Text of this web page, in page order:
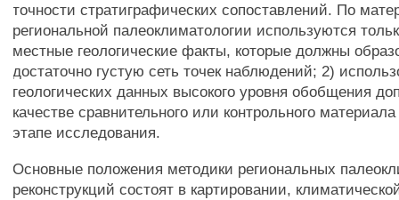
точности стратиграфических сопоставлений. По
региональной палеоклиматологии используются
местные геологические факты, которые должны
достаточно густую сеть точек наблюдений; 2)
геологических данных высокого уровня обобщения
качестве сравнительного или контрольного
этапе исследования.
Основные положения методики региональных
реконструкций состоят в картировании,